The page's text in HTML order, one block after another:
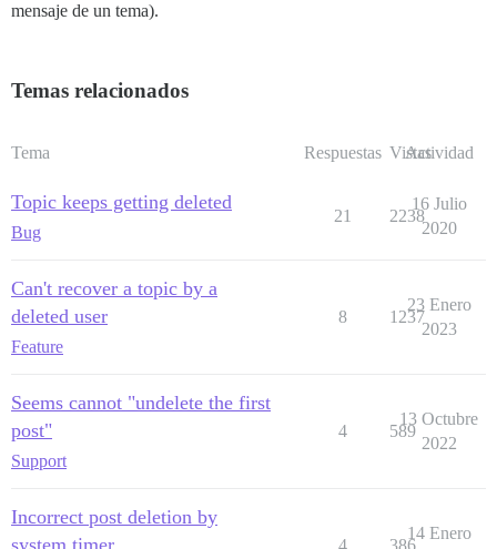
mensaje de un tema).
Temas relacionados
Tema Respuestas Vistas
Actividad
Topic keeps getting deleted
Bug
21 2238
16 Julio
2020
Can't recover a topic by a
deleted user
Feature
8 1237
23 Enero
2023
Seems cannot "undelete the first
post"
Support
4 589
13 Octubre
2022
Incorrect post deletion by
system timer
4 386
14 Enero